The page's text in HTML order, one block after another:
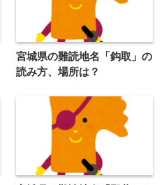
宮城県の難読地名「鈎取」の
読み方、場所は？